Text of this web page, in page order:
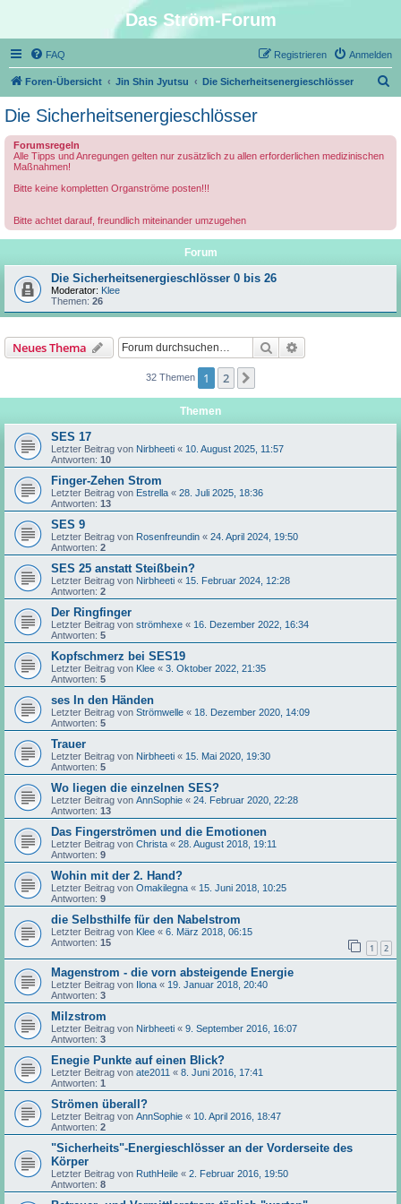
Das Ström-Forum
FAQ Anmelden
Registrieren
Foren-Übersicht Jin Shin Jyutsu Die Sicherheitsenergieschlösser
Die Sicherheitsenergieschlösser
Forumsregeln
Alle Tipps und Anregungen gelten nur zusätzlich zu allen erforderlichen medizinischen
Maßnahmen!
Bitte keine kompletten Organströme posten!!!
Bitte achtet darauf, freundlich miteinander umzugehen
Forum
Die Sicherheitsenergieschlösser 0 bis 26
Moderator: Klee
Themen: 26
Neues Thema Suche
32 Themen 1 2
Themen
SES 17
Letzter Beitrag von Nirbheeti « 10. August 2025, 11:57
Antworten: 10
Finger-Zehen Strom
Letzter Beitrag von Estrella « 28. Juli 2025, 18:36
Antworten: 13
SES 9
Letzter Beitrag von Rosenfreundin « 24. April 2024, 19:50
Antworten: 2
SES 25 anstatt Steißbein?
Letzter Beitrag von Nirbheeti « 15. Februar 2024, 12:28
Antworten: 2
Der Ringfinger
Letzter Beitrag von strömhexe « 16. Dezember 2022, 16:34
Antworten: 5
Kopfschmerz bei SES19
Letzter Beitrag von Klee « 3. Oktober 2022, 21:35
Antworten: 5
ses In den Händen
Letzter Beitrag von Strömwelle « 18. Dezember 2020, 14:09
Antworten: 5
Trauer
Letzter Beitrag von Nirbheeti « 15. Mai 2020, 19:30
Antworten: 5
Wo liegen die einzelnen SES?
Letzter Beitrag von AnnSophie « 24. Februar 2020, 22:28
Antworten: 13
Das Fingerströmen und die Emotionen
Letzter Beitrag von Christa « 28. August 2018, 19:11
Antworten: 9
Wohin mit der 2. Hand?
Letzter Beitrag von Omakilegna « 15. Juni 2018, 10:25
Antworten: 9
die Selbsthilfe für den Nabelstrom
Letzter Beitrag von Klee « 6. März 2018, 06:15
Antworten: 15 1 2
Magenstrom - die vorn absteigende Energie
Letzter Beitrag von Ilona « 19. Januar 2018, 20:40
Antworten: 3
Milzstrom
Letzter Beitrag von Nirbheeti « 9. September 2016, 16:07
Antworten: 3
Enegie Punkte auf einen Blick?
Letzter Beitrag von ate2011 « 8. Juni 2016, 17:41
Antworten: 1
Strömen überall?
Letzter Beitrag von AnnSophie « 10. April 2016, 18:47
Antworten: 2
"Sicherheits"-Energieschlösser an der Vorderseite des
Körper
Letzter Beitrag von RuthHeile « 2. Februar 2016, 19:50
Antworten: 8